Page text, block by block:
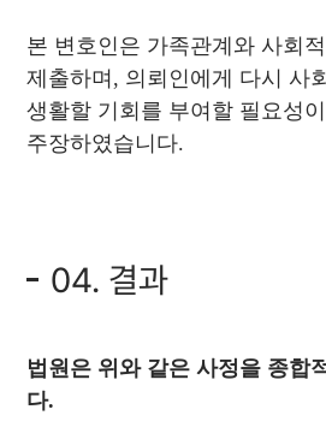
본 변호인은 가족관계와 사회
제출하며, 의뢰인에게 다시 사
생활할 기회를 부여할 필요성
주장하였습니다.
04. 결과
법원은 위와 같은 사정을 종합
다.